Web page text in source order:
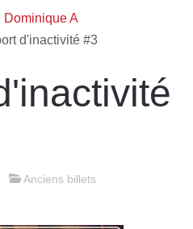
Dominique A
d'inactivité #3
Anciens billets